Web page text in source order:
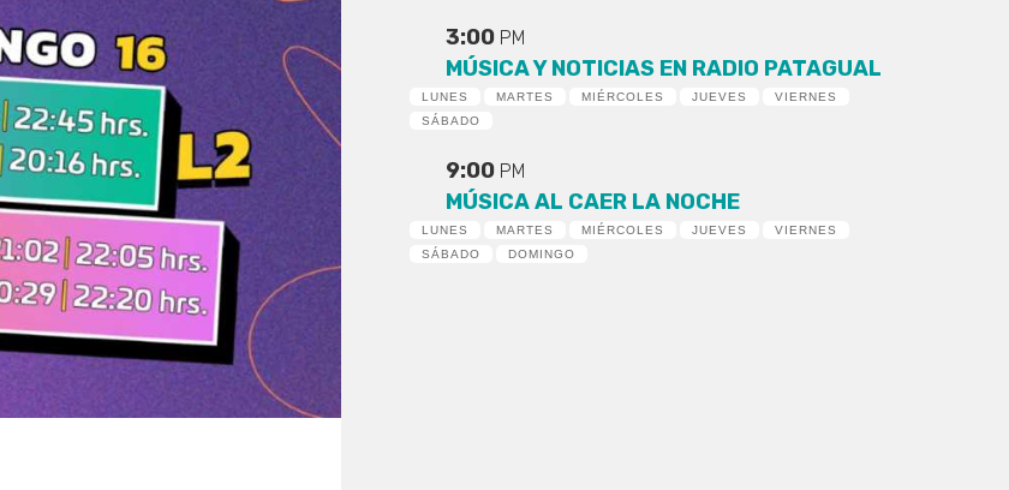
3:00 PM
MÚSICA Y NOTICIAS EN RADIO PATAGUAL
LUNES MARTES MIÉRCOLES JUEVES
VIERNES
SÁBADO
9:00 PM
MÚSICA AL CAER LA NOCHE
LUNES MARTES MIÉRCOLES JUEVES
VIERNES
SÁBADO
DOMINGO